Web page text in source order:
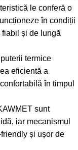
le conferă o
în condiții
și de lungă
termice
eficientă a
în timpul
sunt
iar mecanismul
și ușor de